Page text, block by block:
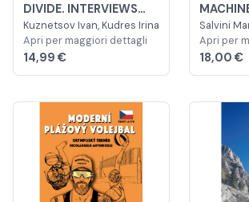
DIVIDE. INTERVIEWS
WITH ITALIAN
BIKEPACKING PIONEERS
Kuznetsov Ivan, Kudres Irina
Apri per maggiori dettagli
14,99 €
CHE HA
CITTÀ
Salvini
Apri per
18,00 €